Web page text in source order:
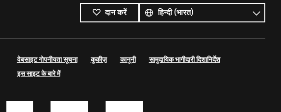
दान करें
भाषाएं
भाषा
वेबसाइट गोपनीयता सूचना कुकीज़ कानूनी
सामुदायिक भागीदारी दिशानिर्देश
इस साइट के बारे में